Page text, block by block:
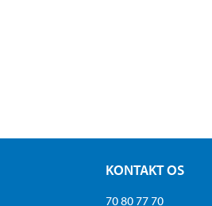
KONTAKT OS
70 80 77 70